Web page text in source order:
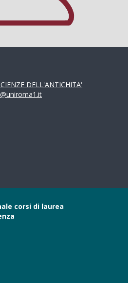
DELL'ANTICHITA'
corsi di laurea